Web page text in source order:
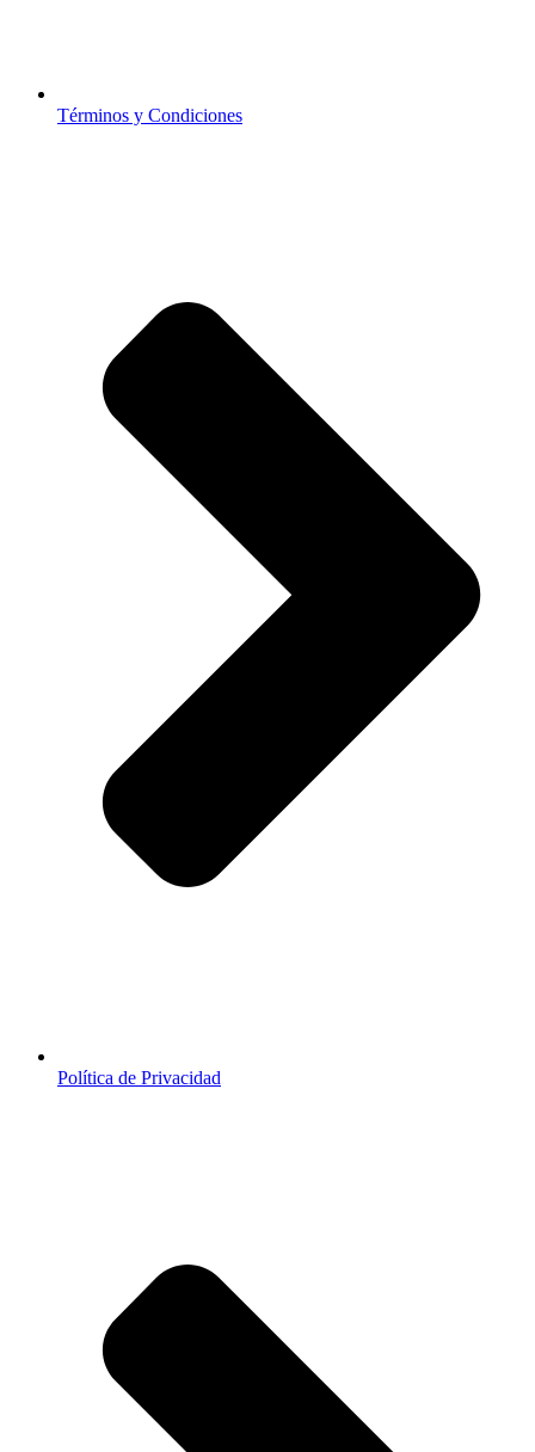
Términos y Condiciones
Política de Privacidad